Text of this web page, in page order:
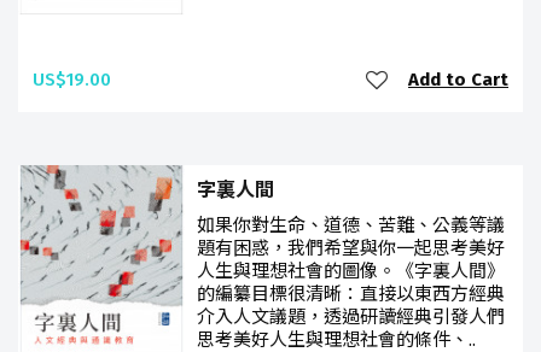
US$19.00 Add to Cart
字裏人間
如果你對生命、道德、苦難、公義等議
題有困惑，我們希望與你一起思考美好
人生與理想社會的圖像。《字裏人間》
的編纂目標很清晰：直接以東西方經典
介入人文議題，透過研讀經典引發人們
思考美好人生與理想社會的條件、..